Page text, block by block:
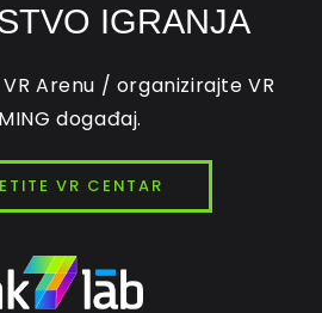
IGRANJA
Arenu / organizirajte VR
događaj.
VR CENTAR